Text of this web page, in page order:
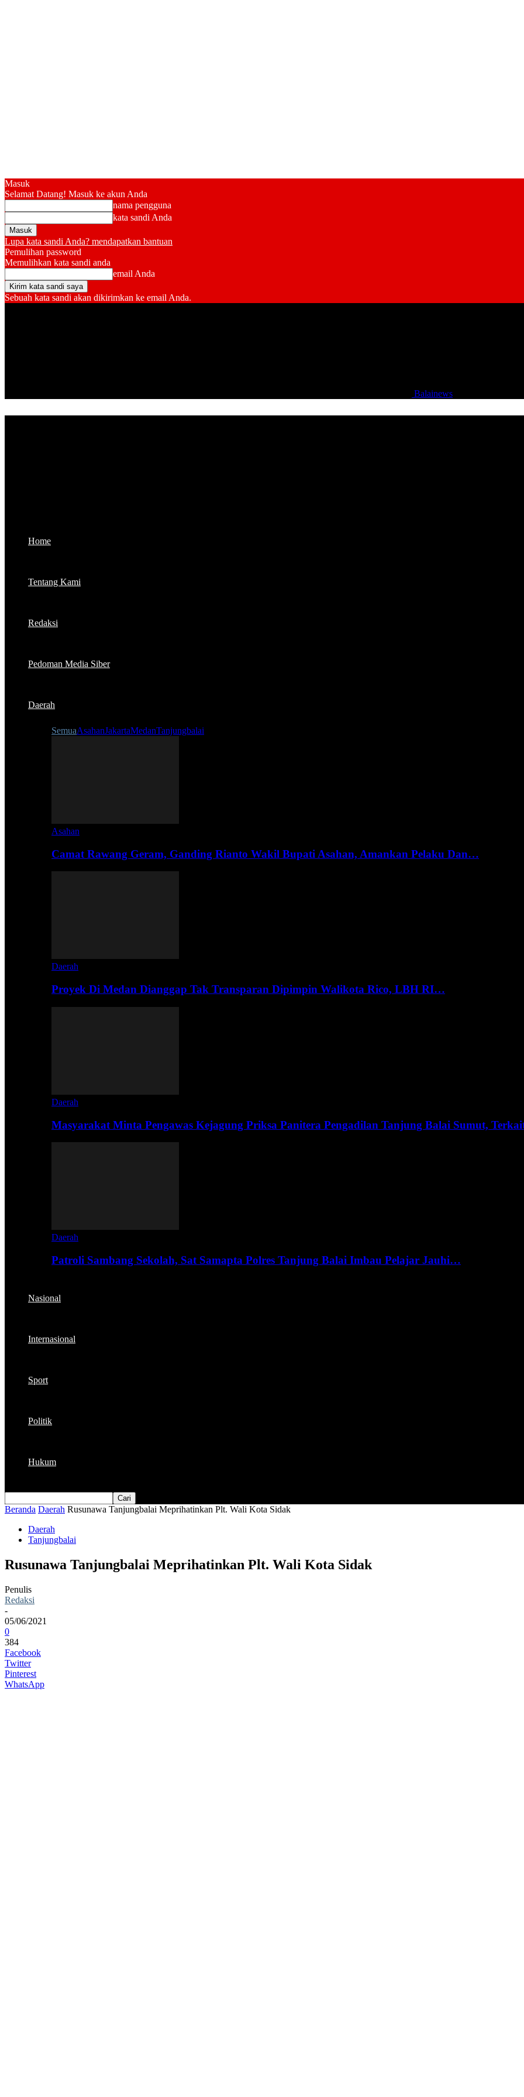
Masuk
Selamat Datang! Masuk ke akun Anda
nama pengguna
kata sandi Anda
Lupa kata sandi Anda? mendapatkan bantuan
Pemulihan password
Memulihkan kata sandi anda
email Anda
Sebuah kata sandi akan dikirimkan ke email Anda.
Balainews
Home
Tentang Kami
Redaksi
Pedoman Media Siber
Daerah
SemuaAsahanJakartaMedanTanjungbalai
Asahan
Camat Rawang Geram, Ganding Rianto Wakil Bupati Asahan, Amankan Pelaku Dan…
Daerah
Proyek Di Medan Dianggap Tak Transparan Dipimpin Walikota Rico, LBH RI…
Daerah
Masyarakat Minta Pengawas Kejagung Priksa Panitera Pengadilan Tanjung Balai Sumut,
Daerah
Patroli Sambang Sekolah, Sat Samapta Polres Tanjung Balai Imbau Pelajar Jauhi…
Nasional
Internasional
Sport
Politik
Hukum
Beranda Daerah Rusunawa Tanjungbalai Meprihatinkan Plt. Wali Kota Sidak
Daerah
Tanjungbalai
Rusunawa Tanjungbalai Meprihatinkan Plt. Wali Kota Sidak
Penulis
Redaksi
-
05/06/2021
0
384
Facebook
Twitter
Pinterest
WhatsApp